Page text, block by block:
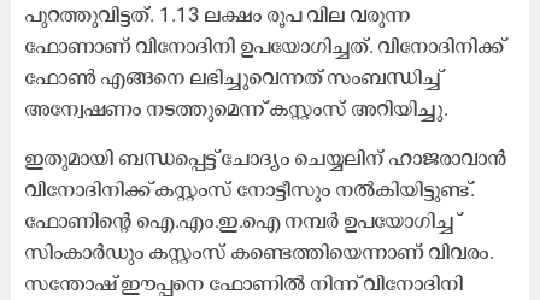
പുറത്തുവിട്ടത്​. 1.13 ലക്ഷം രൂപ വില വരുന്ന
ഫോണാണ്​ വിനോദിനി ഉപയോഗിച്ചത്​. വിനോദിനിക്ക്​
ഫോൺ എങ്ങനെ ലഭിച്ചുവെന്നത്​ സംബന്ധിച്ച്​
അന്വേഷണം നടത്തുമെന്ന്​ കസ്റ്റംസ്​ അറിയിച്ചു.
ഇതുമായി ബന്ധപ്പെട്ട്​ ചോദ്യം ചെയ്യലിന്​ ഹാജരാവാൻ
വിനോദിനിക്ക്​ കസ്റ്റംസ്​ നോട്ടീസും നൽകിയിട്ടുണ്ട്​.
ഫോണിന്‍റെ ഐ.എം.ഇ.ഐ നമ്പർ ഉപയോഗിച്ച ്​
സിംകാർഡും കസ്റ്റംസ്​ കണ്ടെത്തിയെന്നാണ്​ വിവരം.
സന്തോഷ്​ ഈപ്പനെ ഫോണിൽ നിന്ന്​ വിനോദിനി